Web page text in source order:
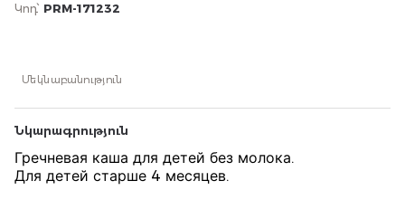
Կոդ՝ PRM-171232
Մեկնաբանություն
Նկարագրություն
Гречневая каша для детей без молока.
Для детей старше 4 месяцев.